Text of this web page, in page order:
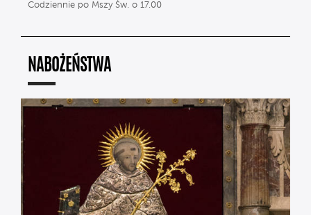
Codziennie po Mszy Św. o 17.00
NABOŻEŃSTWA